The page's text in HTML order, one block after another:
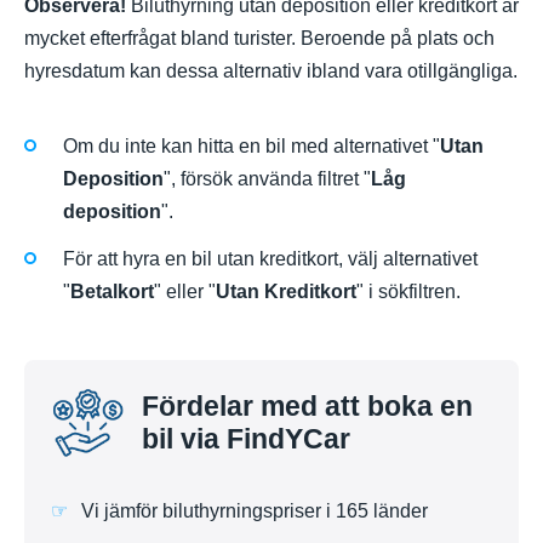
Observera! Biluthyrning utan deposition eller kreditkort är
mycket efterfrågat bland turister. Beroende på plats och
hyresdatum kan dessa alternativ ibland vara otillgängliga.
Om du inte kan hitta en bil med alternativet "Utan
Deposition", försök använda filtret " Låg
deposition".
För att hyra en bil utan kreditkort, välj alternativet
" Betalkort" eller "Utan Kreditkort" i sökfiltren.
Fördelar med att boka en
bil via FindYCar
Vi jämför biluthyrningspriser i 165 länder